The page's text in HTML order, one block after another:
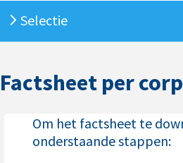
Selectie
Factsheet per
Om het factsheet te
onderstaande stappen: